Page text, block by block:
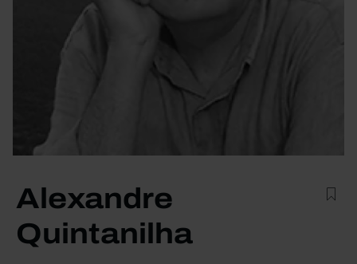
Alexandre
Quintanilha